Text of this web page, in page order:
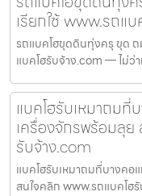
เรียกใช้ www.รถแ
รถแบคโฮขุดดินทุ่งครุ ขุด ถ
แบคโฮรับจ้าง.com — ไม่ว่
แบคโฮรับเหมาถมที่
เครื่องจักรพร้อมลุ
รับจ้าง.com
แบคโฮรับเหมาถมที่บางคอ
สนใจคลิก www.รถแบคโฮ